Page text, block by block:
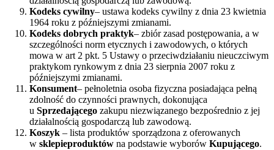
Kodeks cywilny– ustawa kodeks cywilny z dnia 23 kwietnia
1964 roku z późniejszymi zmianami.
Kodeks dobrych praktyk– zbiór zasad postępowania, a w
szczególności norm etycznych i zawodowych, o których
mowa w art 2 pkt. 5 Ustawy o przeciwdziałaniu nieuczciwym
praktykom rynkowym z dnia 23 sierpnia 2007 roku z
późniejszymi zmianami.
Konsument– pełnoletnia osoba fizyczna posiadająca pełną
zdolność do czynności prawnych, dokonująca
u Sprzedającego zakupu niezwiązanego bezpośrednio z jej
działalnością gospodarczą lub zawodową.
Koszyk – lista produktów sporządzona z oferowanych
w sklepieproduktów na podstawie wyborów Kupującego.